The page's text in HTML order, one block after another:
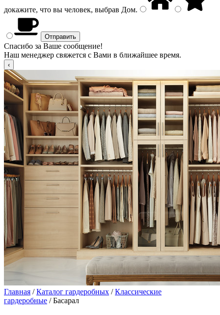
докажите, что вы человек, выбрав Дом.
Спасибо за Ваше сообщение!
Наш менеджер свяжется с Вами в ближайшее время.
Главная /Каталог гардеробных /Классические
гардеробные / Басарал